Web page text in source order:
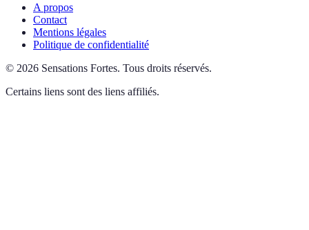
A propos
Contact
Mentions légales
Politique de confidentialité
© 2026 Sensations Fortes. Tous droits réservés.
Certains liens sont des liens affiliés.